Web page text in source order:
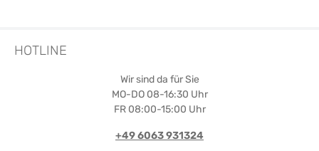
HOTLINE
Wir sind da für Sie
MO-DO 08-16:30 Uhr
FR 08:00-15:00 Uhr
+49 6063 931324